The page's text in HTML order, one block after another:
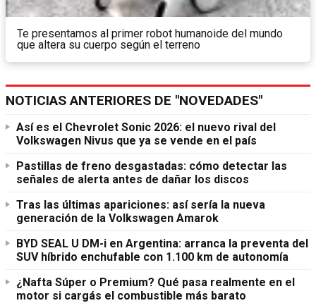
Te presentamos al primer robot humanoide del mundo
que altera su cuerpo según el terreno
NOTICIAS ANTERIORES DE "NOVEDADES"
Así es el Chevrolet Sonic 2026: el nuevo rival del
Volkswagen Nivus que ya se vende en el país
Pastillas de freno desgastadas: cómo detectar las
señales de alerta antes de dañar los discos
Tras las últimas apariciones: así sería la nueva
generación de la Volkswagen Amarok
BYD SEAL U DM-i en Argentina: arranca la preventa del
SUV híbrido enchufable con 1.100 km de autonomía
¿Nafta Súper o Premium? Qué pasa realmente en el
motor si cargás el combustible más barato